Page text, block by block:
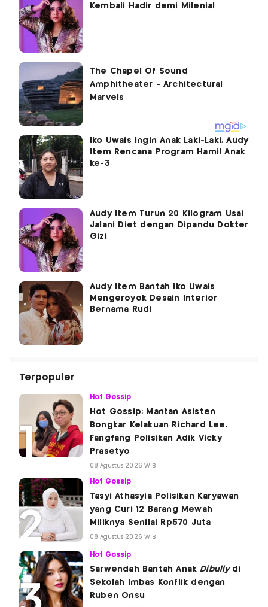
Kembali Hadir demi Milenial
Iko Uwais Ingin Anak Laki-Laki, Audy
Item Rencana Program Hamil Anak
ke-3
Audy Item Turun 20 Kilogram Usai
Jalani Diet dengan Dipandu Dokter
Gizi
Audy Item Bantah Iko Uwais
Mengeroyok Desain Interior
Bernama Rudi
Terpopuler
Hot Gossip
Hot Gossip: Mantan Asisten
Bongkar Kelakuan Richard Lee,
Fangfang Polisikan Adik Vicky
Prasetyo
08 Agustus 2026 WIB
Hot Gossip
Tasyi Athasyia Polisikan Karyawan
yang Curi 12 Barang Mewah
Miliknya Senilai Rp570 Juta
08 Agustus 2026 WIB
Hot Gossip
Sarwendah Bantah Anak Dibullydi
Sekolah Imbas Konflik dengan
Ruben Onsu